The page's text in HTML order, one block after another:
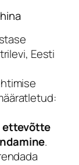
Eesti
ettevõtte
.